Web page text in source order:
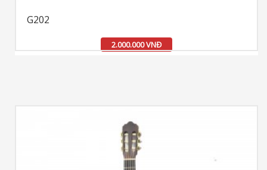
G202
2.000.000 VNĐ